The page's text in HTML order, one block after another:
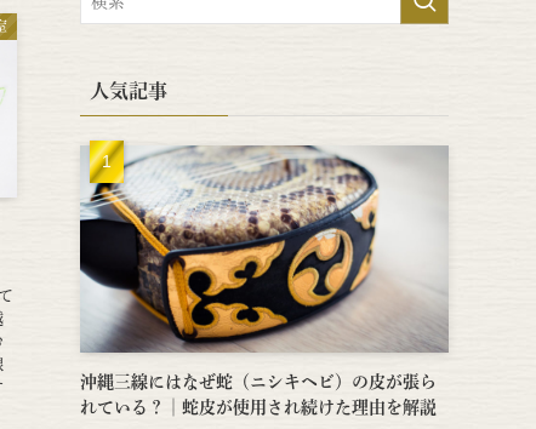
人気記事
沖縄三線にはなぜ蛇（ニシキヘビ）の皮が張ら
れている？│蛇皮が使用され続けた理由を解説